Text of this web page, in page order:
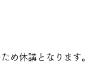
め休講となります。